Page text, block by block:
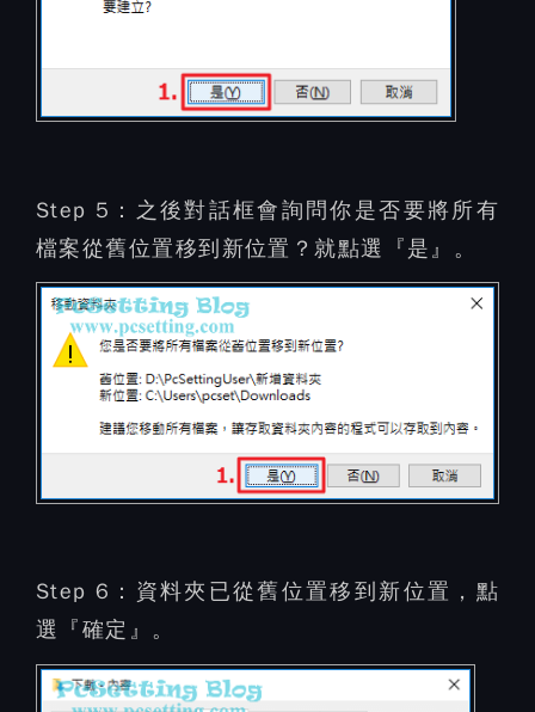
Step 5： 之後對話框會詢問你是否要將所有
檔案從舊位置移到新位置？就點選『是』。
Step 6： 資料夾已從舊位置移到新位置，點
選『確定』。